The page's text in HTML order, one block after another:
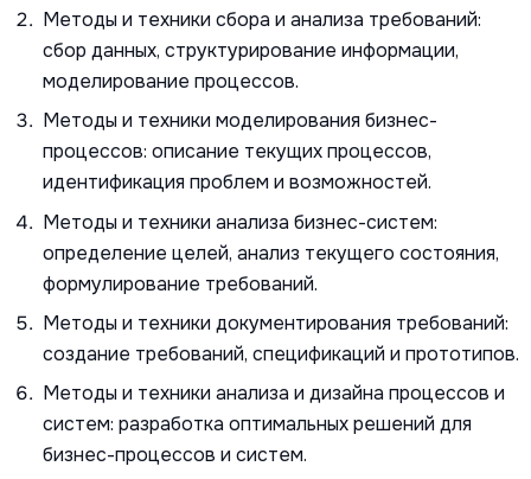
Методы и техники сбора и анализа требований:
сбор данных, структурирование информации,
моделирование процессов.
Методы и техники моделирования бизнес-
процессов: описание текущих процессов,
идентификация проблем и возможностей.
Методы и техники анализа бизнес-систем:
определение целей, анализ текущего состояния,
формулирование требований.
Методы и техники документирования требований:
создание требований, спецификаций и прототипов.
Методы и техники анализа и дизайна процессов и
систем: разработка оптимальных решений для
бизнес-процессов и систем.